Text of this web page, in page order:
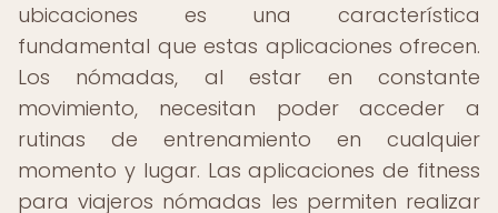
ubicaciones es una característica
fundamental que estas aplicaciones ofrecen.
Los nómadas, al estar en constante
movimiento, necesitan poder acceder a
rutinas de entrenamiento en cualquier
momento y lugar. Las aplicaciones de fitness
para viajeros nómadas les permiten realizar